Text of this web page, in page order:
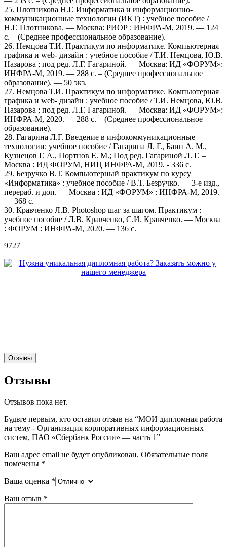
25. Плотникова Н.Г. Информатика и информационно-
коммуникационные технологии (ИКТ) : учебное пособие /
Н.Г. Плотникова. — Москва: РИОР : ИНФРА-М, 2019. — 124
с. – (Среднее профессиональное образование).
26. Немцова Т.И. Практикум по информатике. Компьютерная
графика и web- дизайн : учебное пособие / Т.И. Немцова, Ю.В.
Назарова ; под ред. Л.Г. Гагариной. — Москва: ИД «ФОРУМ»:
ИНФРА-М, 2019. — 288 с. – (Среднее профессиональное
образование). — 50 экз.
27. Немцова Т.И. Практикум по информатике. Компьютерная
графика и web- дизайн : учебное пособие / Т.И. Немцова, Ю.В.
Назарова ; под ред. Л.Г. Гагариной. — Москва: ИД «ФОРУМ»:
ИНФРА-М, 2020. — 288 с. – (Среднее профессиональное
образование).
28. Гагарина Л.Г. Введение в инфокоммуникационные
технологии: учебное пособие / Гагарина Л. Г., Баин А. М.,
Кузнецов Г. А., Портнов Е. М.; Под ред. Гагариной Л. Г. –
Москва : ИД ФОРУМ, НИЦ ИНФРА-М, 2019. - 336 с.
29. Безручко В.Т. Компьютерный практикум по курсу
«Информатика» : учебное пособие / В.Т. Безручко. — 3-е изд.,
перераб. и доп. — Москва : ИД «ФОРУМ» : ИНФРА-М, 2019.
— 368 с.
30. Кравченко Л.В. Photoshop шаг за шагом. Практикум :
учебное пособие / Л.В. Кравченко, С.И. Кравченко. — Москва
: ФОРУМ : ИНФРА-М, 2020. — 136 с.
9727
Отзывы
Отзывы
Отзывов пока нет.
Будьте первым, кто оставил отзыв на “МОИ дипломная работа
на тему - Организация корпоративных информационных
систем, ПАО «Сбербанк России» — часть 1”
Ваш адрес email не будет опубликован. Обязательные поля
помечены *
Ваша оценка *
Ваш отзыв *